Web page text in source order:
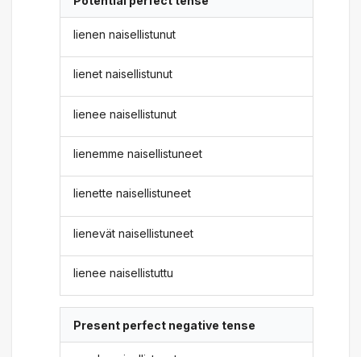
lienen naisellistunut
lienet naisellistunut
lienee naisellistunut
lienemme naisellistuneet
lienette naisellistuneet
lienevät naisellistuneet
lienee naisellistuttu
Present perfect negative tense